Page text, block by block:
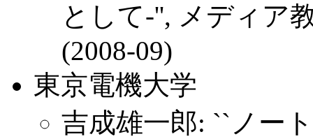
として-'', メディア
(2008-09)
東京電機大学
吉成雄一郎: ``ノー